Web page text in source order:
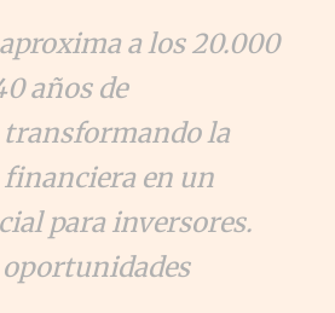
a los 20.000
años de
transformando la
en un
para inversores.
oportunidades